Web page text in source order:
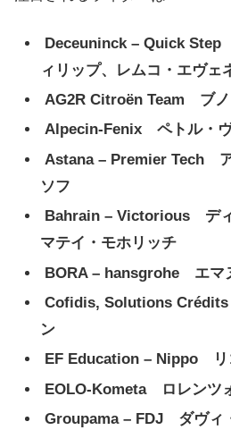
Deceuninck – Quick Step
ィリップ、レムコ・エヴェ
AG2R Citroën Team ブノ
Alpecin-Fenixペトル・
Astana – Premier Tech
ソフ
Bahrain – Victorious ディ
マテイ・モホリッチ
BORA – hansgrohe エマ
Cofidis, Solutions
ン
EF Education – Nippo リ
EOLO-Kometa
ロレンツ
Groupama – FDJ ダヴィ